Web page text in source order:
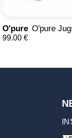
O'pure O'pure
99.00 €